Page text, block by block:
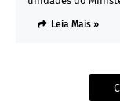
Leia Mais »